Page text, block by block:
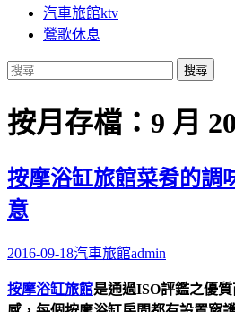
汽車旅館ktv
鶯歌休息
搜
關
鍵
按月存檔：9 月
按摩浴缸旅館菜肴的調
意
2016-09-18汽車旅館admin
按摩浴缸旅館是通過ISO評鑑之優